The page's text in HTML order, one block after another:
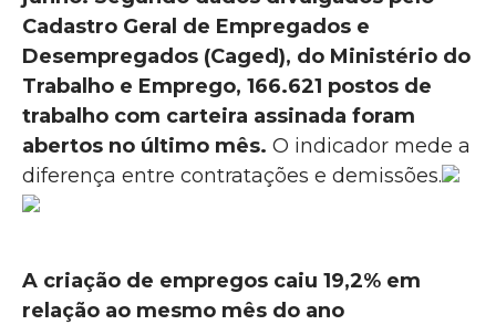
Cadastro Geral de Empregados e
Desempregados (Caged), do Ministério do
Trabalho e Emprego, 166.621 postos de
trabalho com carteira assinada foram
abertos no último mês. O indicador mede a
diferença entre contratações e demissões.
A criação de empregos caiu 19,2% em
relação ao mesmo mês do ano